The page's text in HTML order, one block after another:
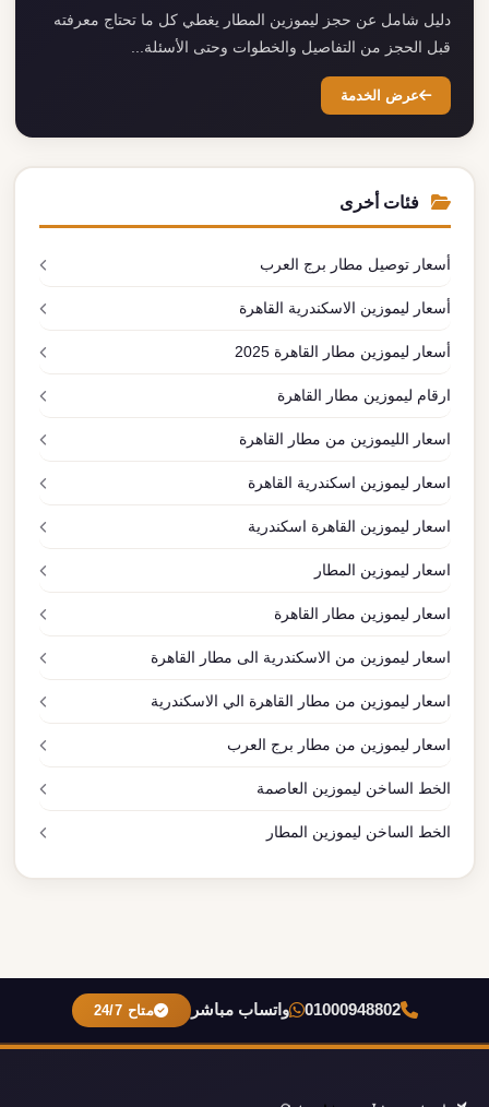
دليل شامل عن حجز ليموزين المطار يغطي كل ما تحتاج معرفته
قبل الحجز من التفاصيل والخطوات وحتى الأسئلة...
عرض الخدمة
فئات أخرى
أسعار توصيل مطار برج العرب
أسعار ليموزين الاسكندرية القاهرة
أسعار ليموزين مطار القاهرة 2025
ارقام ليموزين مطار القاهرة
اسعار الليموزين من مطار القاهرة
اسعار ليموزين اسكندرية القاهرة
اسعار ليموزين القاهرة اسكندرية
اسعار ليموزين المطار
اسعار ليموزين مطار القاهرة
اسعار ليموزين من الاسكندرية الى مطار القاهرة
اسعار ليموزين من مطار القاهرة الي الاسكندرية
اسعار ليموزين من مطار برج العرب
الخط الساخن ليموزين العاصمة
الخط الساخن ليموزين المطار
01000948802 واتساب مباشر متاح 24/7